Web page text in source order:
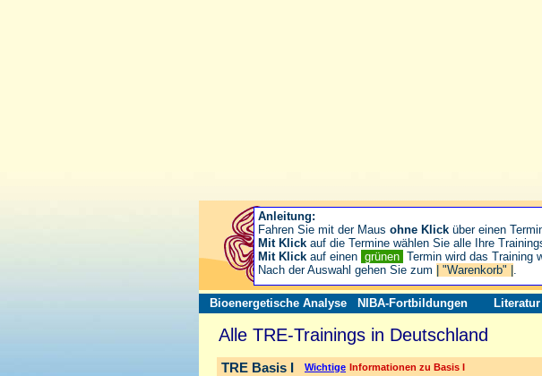
Bioenergetische Analyse NIBA-Fortbildungen
Alle TRE-Trainings in Deutschland
TRE Basis I Wichtige Informationen zu Basis I
Anleitung:
Fahren Sie mit der Maus ohne Klick über einen
Mit Klick auf die Termine wählen Sie alle Ihre
Mit Klick auf einen grünen Termin wird das Training
Nach der Auswahl gehen Sie zum
| "Warenkorb" | .